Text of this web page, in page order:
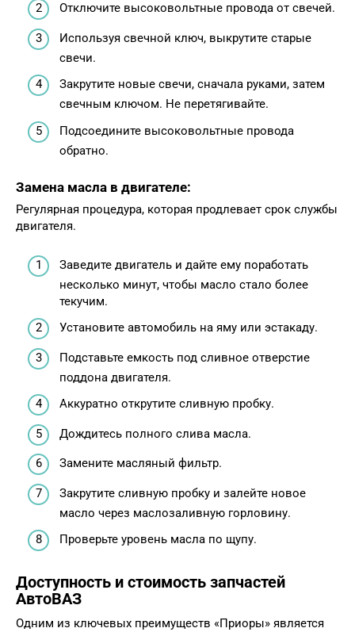
Отключите высоковольтные провода от свечей.
Используя свечной ключ, выкрутите старые
свечи.
Закрутите новые свечи, сначала руками, затем
свечным ключом. Не перетягивайте.
Подсоедините высоковольтные провода
обратно.
Замена масла в двигателе:
Регулярная процедура, которая продлевает срок службы
двигателя.
Заведите двигатель и дайте ему поработать
несколько минут, чтобы масло стало более
текучим.
Установите автомобиль на яму или эстакаду.
Подставьте емкость под сливное отверстие
поддона двигателя.
Аккуратно открутите сливную пробку.
Дождитесь полного слива масла.
Замените масляный фильтр.
Закрутите сливную пробку и залейте новое
масло через маслозаливную горловину.
Проверьте уровень масла по щупу.
Доступность и стоимость запчастей
АвтоВАЗ
Одним из ключевых преимуществ «Приоры» является